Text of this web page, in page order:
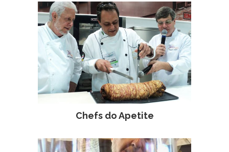
Chefs do Apetite